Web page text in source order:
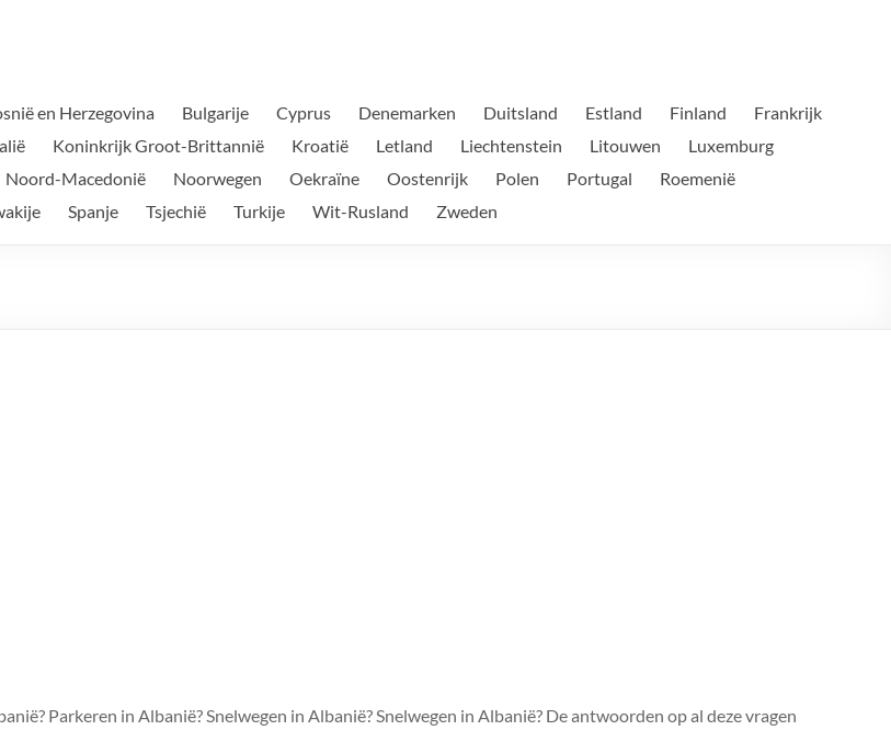
en Herzegovina Bulgarije Cyprus Denemarken Duitsland Estland Finland
Frankrijk
Koninkrijk Groot-Brittannië Kroatië Letland Liechtenstein Litouwen
Luxemburg
Noord-Macedonië Noorwegen Oekraïne Oostenrijk Polen Portugal
Roemenië
Spanje Tsjechië Turkije Wit-Rusland Zweden
Parkeren in Albanië? Snelwegen in Albanië? Snelwegen in Albanië? De antwoorden op al deze vragen